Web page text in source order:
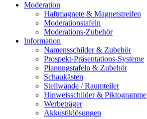
Moderation
Haftmagnete & Magnetstreifen
Moderationstafeln
Moderations-Zubehör
Information
Namensschilder & Zubehör
Prospekt-Präsentations-Systeme
Planungstafeln & Zubehör
Schaukästen
Stellwände / Raumteiler
Hinweisschilder & Piktogramme
Werbeträger
Akkustiklösungen